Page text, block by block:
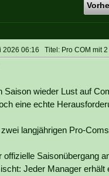
2026 06:16 Titel: Pro COM mit
Saison wieder Lust auf
eine echte
langjährigen Pro-
offizielle Saisonübergang
Jeder Manager